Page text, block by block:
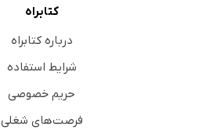
کتابراه
درباره کتابراه
شرایط استفاده
حریم خصوصی
فرصت‌های شغلی